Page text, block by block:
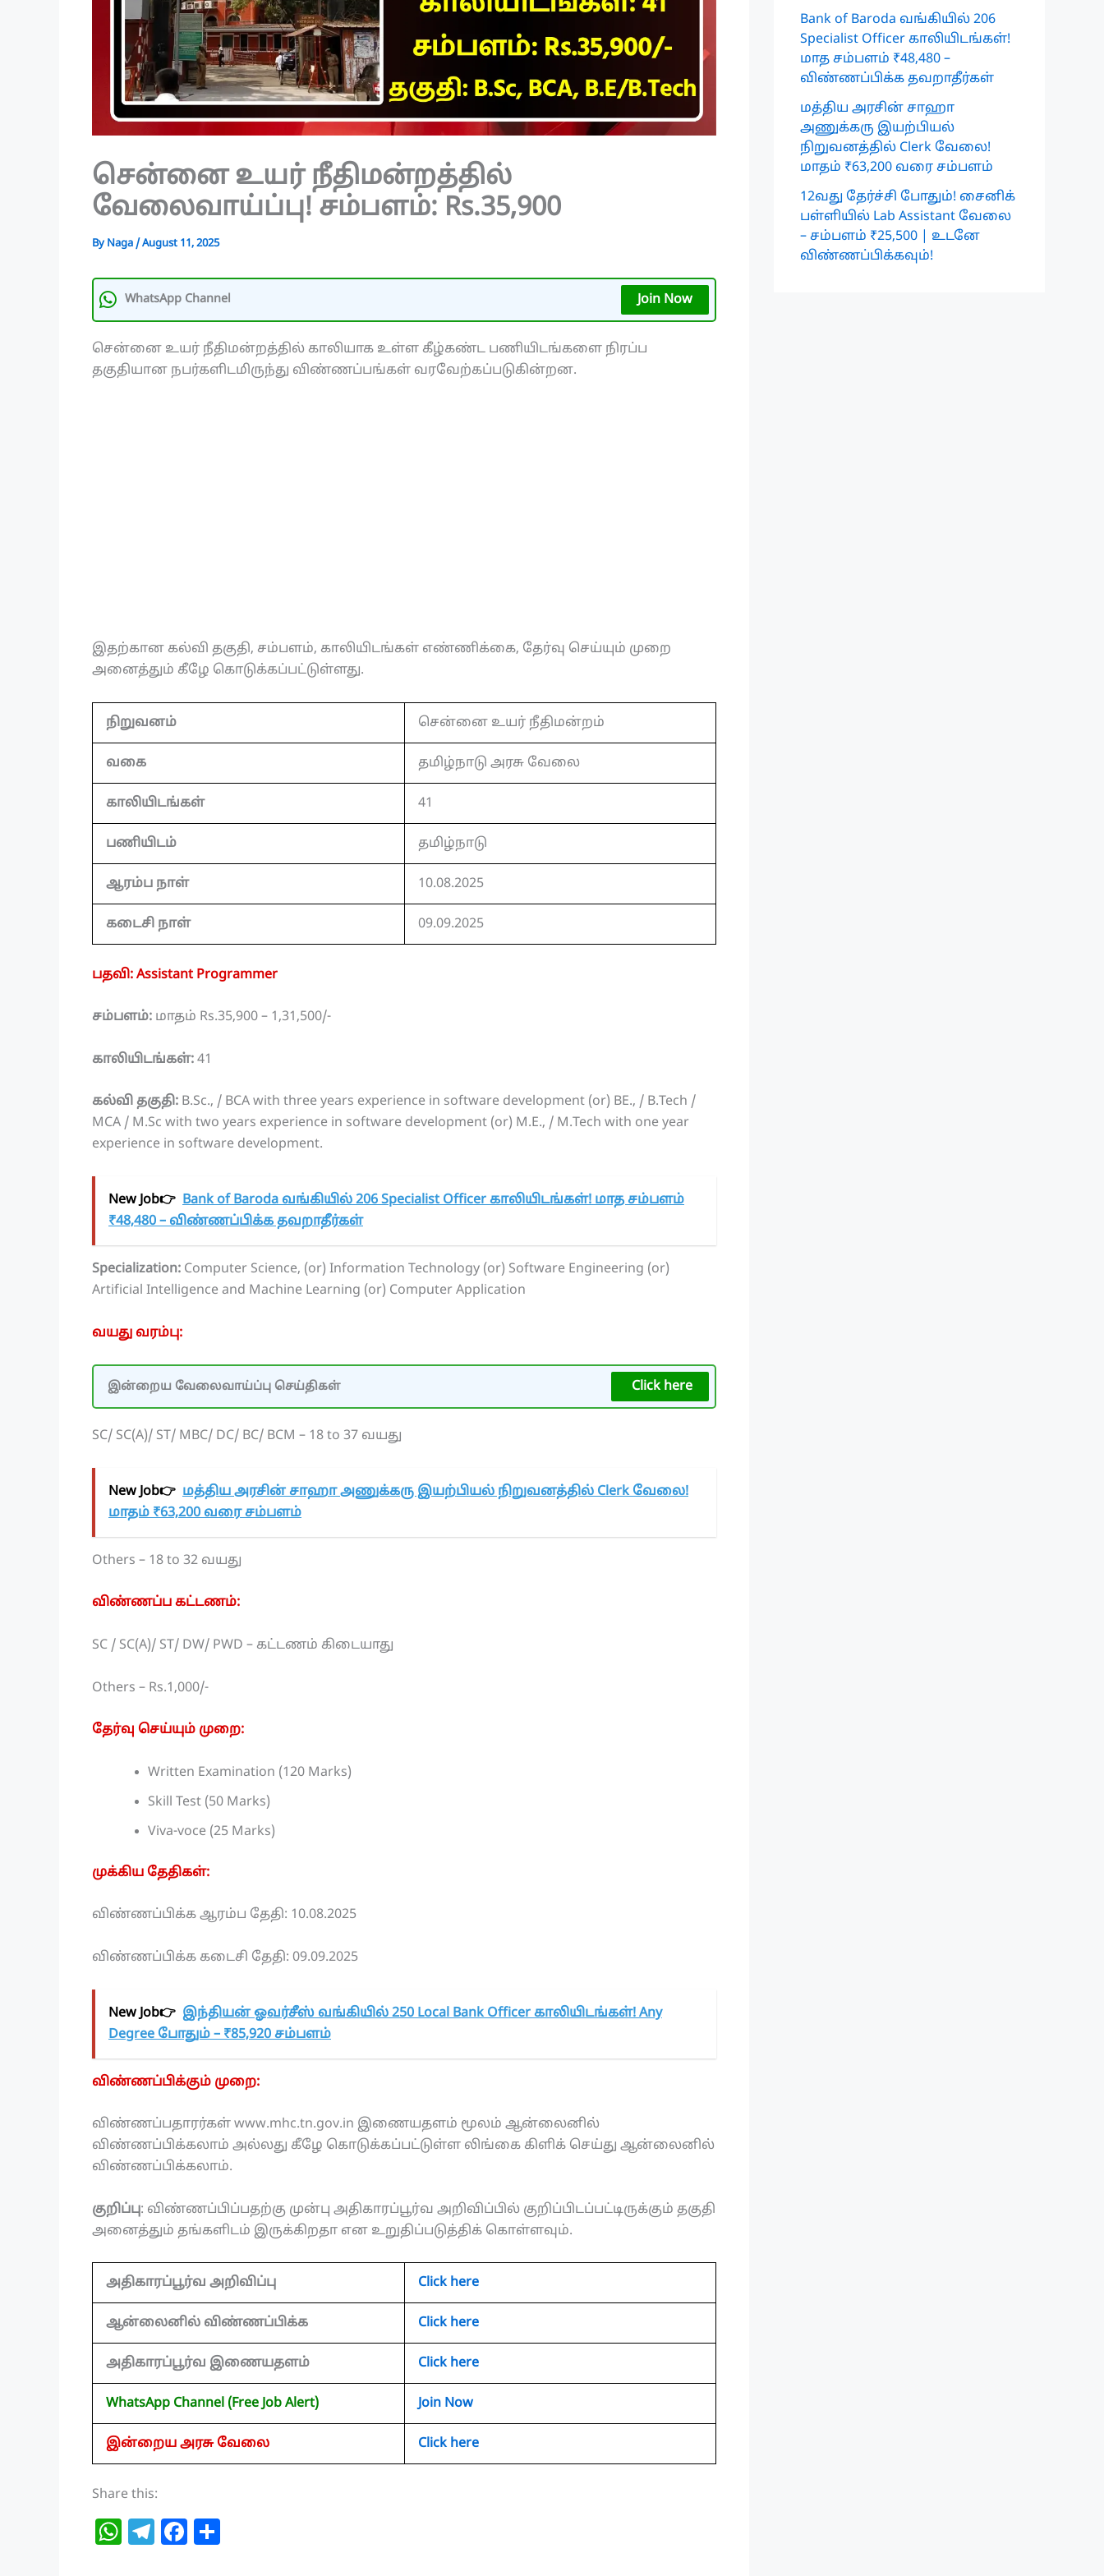
சென்னை உயர் நீதிமன்றத்தில்
வேலைவாய்ப்பு! சம்பளம்: Rs.35,900
By Naga/August 11, 2025
WhatsApp Channel Join Now
சென்னை உயர் நீதிமன்றத்தில் காலியாக உள்ள கீழ்கண்ட பணியிடங்களை நிரப்ப
தகுதியான நபர்களிடமிருந்து விண்ணப்பங்கள் வரவேற்கப்படுகின்றன.
இதற்கான கல்வி தகுதி, சம்பளம், காலியிடங்கள் எண்ணிக்கை, தேர்வு செய்யும் முறை
அனைத்தும் கீழே கொடுக்கப்பட்டுள்ளது.
நிறுவனம் சென்னை உயர் நீதிமன்றம்
வகை தமிழ்நாடு அரசு வேலை
காலியிடங்கள் 41
பணியிடம் தமிழ்நாடு
ஆரம்ப நாள் 10.08.2025
கடைசி நாள் 09.09.2025
பதவி: Assistant Programmer
சம்பளம்: மாதம் Rs.35,900 – 1,31,500/-
காலியிடங்கள்: 41
கல்வி தகுதி: B.Sc., / BCA with three years experience in software development (or) BE., / B.Tech /
MCA / M.Sc with two years experience in software development (or) M.E., / M.Tech with one year
experience in software development.
New Job👉 Bank of Baroda வங்கியில் 206 Specialist Officer காலியிடங்கள்! மாத சம்பளம்
₹48,480 – விண்ணப்பிக்க தவறாதீர்கள்
Specialization: Computer Science, (or) Information Technology (or) Software Engineering (or)
Artificial Intelligence and Machine Learning (or) Computer Application
வயது வரம்பு:
இன்றைய வேலைவாய்ப்பு செய்திகள் Click here
SC/ SC(A)/ ST/ MBC/ DC/ BC/ BCM – 18 to 37 வயது
New Job👉 மத்திய அரசின் சாஹா அணுக்கரு இயற்பியல் நிறுவனத்தில் Clerk வேலை!
மாதம் ₹63,200 வரை சம்பளம்
Others – 18 to 32 வயது
விண்ணப்ப கட்டணம்:
SC / SC(A)/ ST/ DW/ PWD – கட்டணம் கிடையாது
Others – Rs.1,000/-
தேர்வு செய்யும் முறை:
Written Examination (120 Marks)
Skill Test (50 Marks)
Viva-voce (25 Marks)
முக்கிய தேதிகள்:
விண்ணப்பிக்க ஆரம்ப தேதி: 10.08.2025
விண்ணப்பிக்க கடைசி தேதி: 09.09.2025
New Job👉 இந்தியன் ஓவர்சீஸ் வங்கியில் 250 Local Bank Officer காலியிடங்கள்! Any
Degree போதும் – ₹85,920 சம்பளம்
விண்ணப்பிக்கும் முறை:
விண்ணப்பதாரர்கள் www.mhc.tn.gov.in இணையதளம் மூலம் ஆன்லைனில்
விண்ணப்பிக்கலாம் அல்லது கீழே கொடுக்கப்பட்டுள்ள லிங்கை கிளிக் செய்து ஆன்லைனில்
விண்ணப்பிக்கலாம்.
குறிப்பு: விண்ணப்பிப்பதற்கு முன்பு அதிகாரப்பூர்வ அறிவிப்பில் குறிப்பிடப்பட்டிருக்கும் தகுதி
அனைத்தும் தங்களிடம் இருக்கிறதா என உறுதிப்படுத்திக் கொள்ளவும்.
அதிகாரப்பூர்வ அறிவிப்பு Click here
ஆன்லைனில் விண்ணப்பிக்க Click here
அதிகாரப்பூர்வ இணையதளம் Click here
WhatsApp Channel (Free Job Alert) Join Now
இன்றைய அரசு வேலை Click here
Share this:
W T
F
Bank of Baroda வங்கியில் 206
Specialist Officer காலியிடங்கள்!
மாத சம்பளம் ₹48,480 –
விண்ணப்பிக்க தவறாதீர்கள்
மத்திய அரசின் சாஹா
அணுக்கரு இயற்பியல்
நிறுவனத்தில் Clerk வேலை!
மாதம் ₹63,200 வரை சம்பளம்
12வது தேர்ச்சி போதும்! சைனிக்
பள்ளியில் Lab Assistant வேலை
– சம்பளம் ₹25,500 | உடனே
விண்ணப்பிக்கவும்!